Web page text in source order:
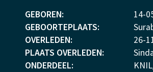
inhoud
GEBOREN: 14-
GEBOORTEPLAATS:
OVERLEDEN:
26-
PLAATS OVERLEDEN:
ONDERDEEL: